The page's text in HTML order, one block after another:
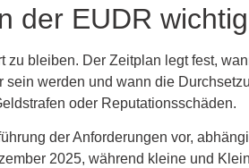
der EUDR
zu bleiben. Der Zeitplan legt fest,
werden und wann die
oder Reputationsschäden.
der Anforderungen vor,
2025, während kleine und